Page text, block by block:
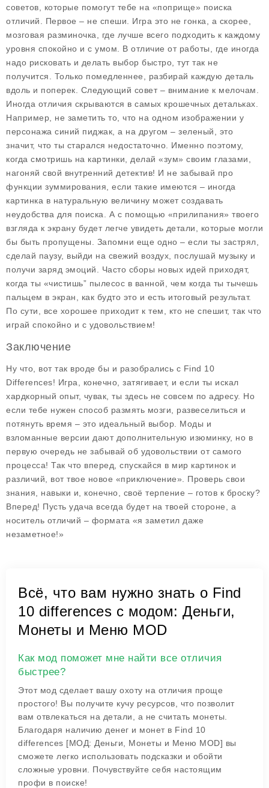
советов, которые помогут тебе на «поприще» поиска
отличий. Первое – не спеши. Игра это не гонка, а скорее,
мозговая разминочка, где лучше всего подходить к каждому
уровня спокойно и с умом. В отличие от работы, где иногда
надо рисковать и делать выбор быстро, тут так не
получится. Только помедленнее, разбирай каждую деталь
вдоль и поперек. Следующий совет – внимание к мелочам.
Иногда отличия скрываются в самых крошечных детальках.
Например, не заметить то, что на одном изображении у
персонажа синий пиджак, а на другом – зеленый, это
значит, что ты старался недостаточно. Именно поэтому,
когда смотришь на картинки, делай «зум» своим глазами,
нагоняй свой внутренний детектив! И не забывай про
функции зуммирования, если такие имеются – иногда
картинка в натуральную величину может создавать
неудобства для поиска. А с помощью «прилипания» твоего
взгляда к экрану будет легче увидеть детали, которые могли
бы быть пропущены. Запомни еще одно – если ты застрял,
сделай паузу, выйди на свежий воздух, послушай музыку и
получи заряд эмоций. Часто сборы новых идей приходят,
когда ты «чистишь” пылесос в ванной, чем когда ты тычешь
пальцем в экран, как будто это и есть итоговый результат.
По сути, все хорошее приходит к тем, кто не спешит, так что
играй спокойно и с удовольствием!
Заключение
Ну что, вот так вроде бы и разобрались с Find 10
Differences! Игра, конечно, затягивает, и если ты искал
хардкорный опыт, чувак, ты здесь не совсем по адресу. Но
если тебе нужен способ размять мозги, развеселиться и
потянуть время – это идеальный выбор. Моды и
взломанные версии дают дополнительную изюминку, но в
первую очередь не забывай об удовольствии от самого
процесса! Так что вперед, спускайся в мир картинок и
различий, вот твое новое «приключение». Проверь свои
знания, навыки и, конечно, своё терпение – готов к броску?
Вперед! Пусть удача всегда будет на твоей стороне, а
носитель отличий – формата «я заметил даже
незаметное!»
Всё, что вам нужно знать о Find
10 differences с модом: Деньги,
Монеты и Меню MOD
Как мод поможет мне найти все отличия
быстрее?
Этот мод сделает вашу охоту на отличия проще
простого! Вы получите кучу ресурсов, что позволит
вам отвлекаться на детали, а не считать монеты.
Благодаря наличию денег и монет в Find 10
differences [МОД: Деньги, Монеты и Меню MOD] вы
сможете легко использовать подсказки и обойти
сложные уровни. Почувствуйте себя настоящим
профи в поиске!